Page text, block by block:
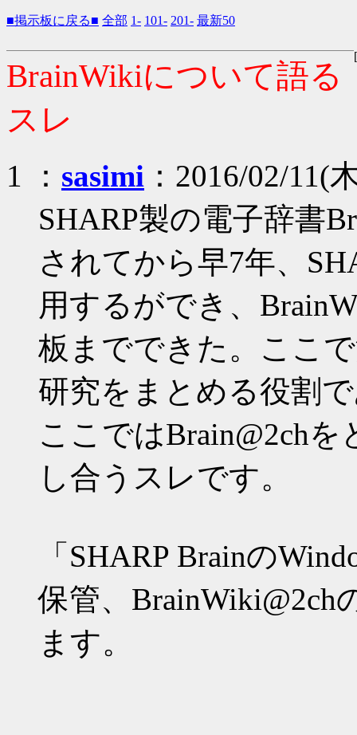
■掲示板に戻る■ 全部 1- 101- 201- 最新50
BrainWikiについて語る
スレ
1 ： sasimi ：2016/02/11(
SHARP製の電子辞書
されてから早7年、
用するができ、
板までできた。ここ
研究をまとめる役割
ここではBrain@2ch
し合うスレです。
「SHARP Brainの
保管、BrainWiki@2ch
ます。